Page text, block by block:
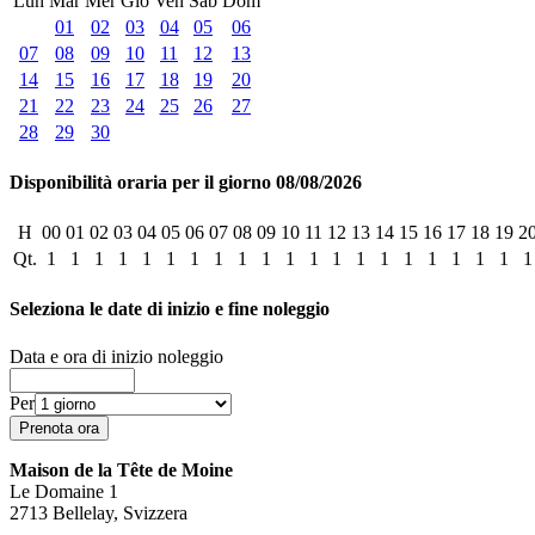
01
02 03 04 05
06
07
08 09 10 11 12
13
14
15 16 17 18 19
20
21
22 23 24 25 26
27
28
29 30
Disponibilità oraria per il giorno 08/08/2026
H 00 01 02 03 04 05 06 07 08 09 10 11 12 13 14 15 16 17 18 19
Qt. 1 1 1 1 1 1 1 1 1 1 1 1 1 1 1 1 1 1 1 1 1
Seleziona le date di inizio e fine noleggio
Data e ora di inizio noleggio
Per
Maison de la Tête de Moine
Le Domaine 1
2713 Bellelay, Svizzera